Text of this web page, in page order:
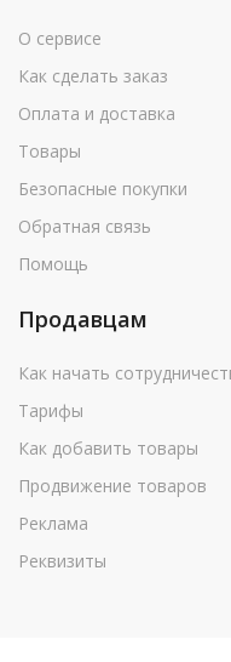
О сервисе
Как сделать заказ
Оплата и доставка
Товары
Безопасные покупки
Обратная связь
Помощь
Продавцам
Как начать
Тарифы
Как добавить товары
Продвижение товаров
Реклама
Реквизиты